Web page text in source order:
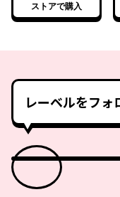
ストアで購入
レーベルをフォ